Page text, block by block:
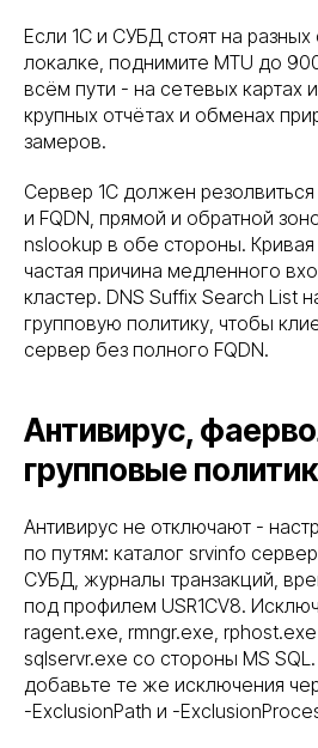
Если 1С и СУБД стоят на
локалке, поднимите MTU до
всём пути - на сетевых картах
крупных отчётах и обменах
замеров.
Сервер 1С должен
и FQDN, прямой и обратной
nslookup в обе стороны.
частая причина медленного
кластер. DNS Suffix Search List
групповую политику, чтобы
сервер без полного FQDN.
Антивирус,
групповые
Антивирус не отключают -
по путям: каталог srvinfo
СУБД, журналы транзакций,
под профилем USR1CV8.
ragent.exe, rmngr.exe,
sqlservr.exe со стороны MS
добавьте те же исключения
-ExclusionPath и -